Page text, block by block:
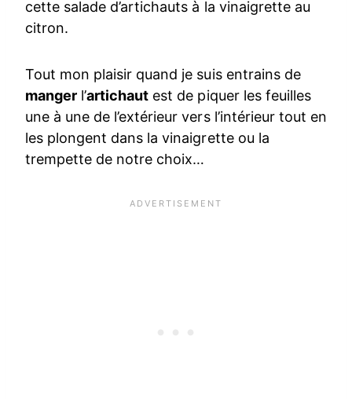
cette salade d’artichauts à la vinaigrette au
citron.
Tout mon plaisir quand je suis entrains de
manger l’artichaut est de piquer les feuilles
une à une de l’extérieur vers l’intérieur tout en
les plongent dans la vinaigrette ou la
trempette de notre choix…